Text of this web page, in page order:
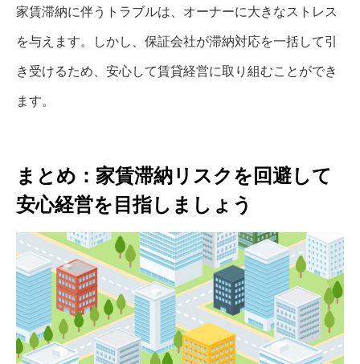
家賃滞納に伴うトラブルは、オーナーに大きなストレス
を与えます。しかし、保証会社が滞納対応を一括して引
き受けるため、安心して賃貸経営に取り組むことができ
ます。
まとめ：家賃滞納リスクを回避して
安心経営を目指しましょう